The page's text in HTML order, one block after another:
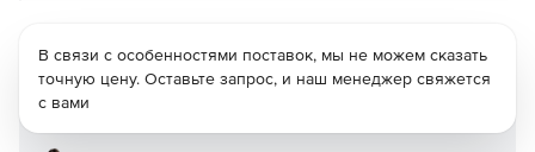
В связи с особенностями поставок, мы не можем сказать
точную цену. Оставьте запрос, и наш менеджер свяжется
с вами